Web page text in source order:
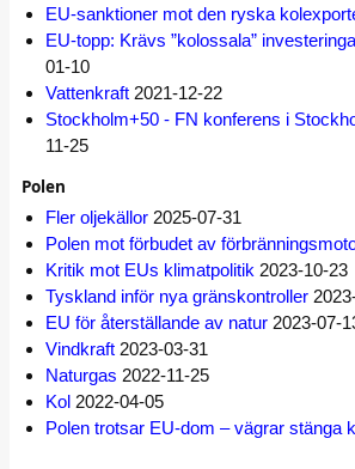
EU-sanktioner mot den ryska
EU-topp: Krävs ”kolossala”
01-10
Vattenkraft 2021-12-22
Stockholm+50 - FN konferens i
11-25
Polen
Fler oljekällor 2025-07-31
Polen mot förbudet av
Kritik mot EUs klimatpolitik 2023-10-23
Tyskland inför nya gränskontroller
EU för återställande av natur 2023-07-
Vindkraft 2023-03-31
Naturgas 2022-11-25
Kol 2022-04-05
Polen trotsar EU-dom – vägrar stänga